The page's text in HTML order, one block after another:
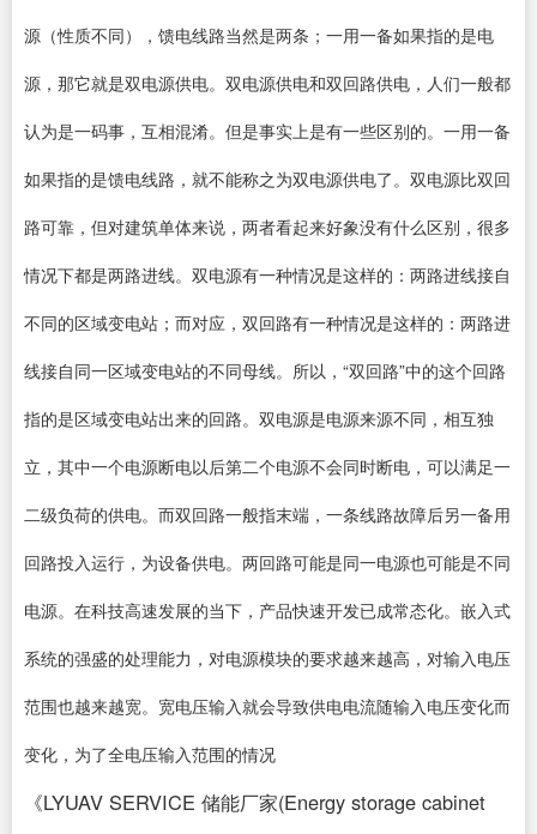
源（性质不同），馈电线路当然是两条；一用一备如果指的是电
源，那它就是双电源供电。双电源供电和双回路供电，人们一般都
认为是一码事，互相混淆。但是事实上是有一些区别的。一用一备
如果指的是馈电线路，就不能称之为双电源供电了。双电源比双回
路可靠，但对建筑单体来说，两者看起来好象没有什么区别，很多
情况下都是两路进线。双电源有一种情况是这样的：两路进线接自
不同的区域变电站；而对应，双回路有一种情况是这样的：两路进
线接自同一区域变电站的不同母线。所以，“双回路”中的这个回路
指的是区域变电站出来的回路。双电源是电源来源不同，相互独
立，其中一个电源断电以后第二个电源不会同时断电，可以满足一
二级负荷的供电。而双回路一般指末端，一条线路故障后另一备用
回路投入运行，为设备供电。两回路可能是同一电源也可能是不同
电源。在科技高速发展的当下，产品快速开发已成常态化。嵌入式
系统的强盛的处理能力，对电源模块的要求越来越高，对输入电压
范围也越来越宽。宽电压输入就会导致供电电流随输入电压变化而
变化，为了全电压输入范围的情况
《LYUAV SERVICE 储能厂家(Energy storage cabinet